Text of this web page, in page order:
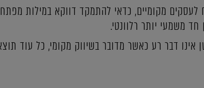
מקומיים, כדאי להתמקד דווקא במילות
משמעי יותר רלוונטי.
אינו דבר רע כאשר מדובר בשיווק מקומי, כל עוד